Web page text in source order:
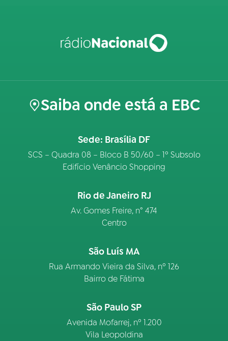
Saiba onde está a EBC
Sede: Brasília DF
SCS – Quadra 08 – Bloco B 50/60 – 1º Subsolo
Edifício Venâncio Shopping
Rio de Janeiro RJ
Av. Gomes Freire, n° 474
Centro
São Luís MA
Rua Armando Vieira da Silva, nº 126
Bairro de Fátima
São Paulo SP
Avenida Mofarrej, nº 1.200
Vila Leopoldina